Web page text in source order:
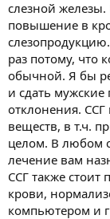
слезной
повышение в
раз потому, что
обычной. Я бы
и сдать
отклонения.
веществ, в т.ч.
целом. В любом
лечение вам
ССГ также
крови,
компьютером и